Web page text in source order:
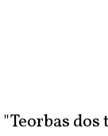
dos